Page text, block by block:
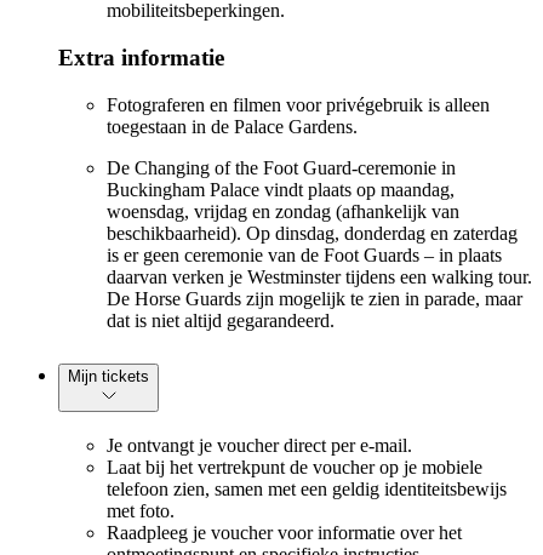
mobiliteitsbeperkingen.
Extra informatie
Fotograferen en filmen voor privégebruik is alleen
toegestaan in de Palace Gardens.
De Changing of the Foot Guard-ceremonie in
Buckingham Palace vindt plaats op maandag,
woensdag, vrijdag en zondag (afhankelijk van
beschikbaarheid). Op dinsdag, donderdag en zaterdag
is er geen ceremonie van de Foot Guards – in plaats
daarvan verken je Westminster tijdens een walking tour.
De Horse Guards zijn mogelijk te zien in parade, maar
dat is niet altijd gegarandeerd.
Mijn tickets
Je ontvangt je voucher direct per e-mail.
Laat bij het vertrekpunt de voucher op je mobiele
telefoon zien, samen met een geldig identiteitsbewijs
met foto.
Raadpleeg je voucher voor informatie over het